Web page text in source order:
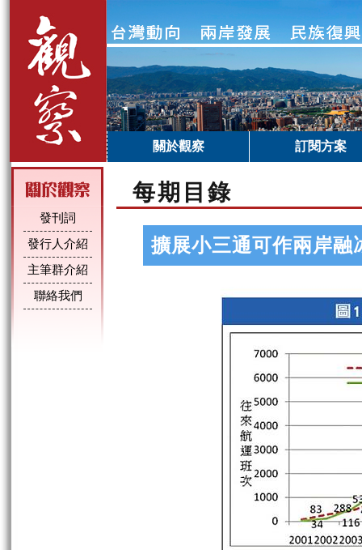
關於觀察 訂閱方案
發刊詞
發行人介紹
主筆群介紹
聯絡我們
每期目錄
擴展小三通可作兩岸融